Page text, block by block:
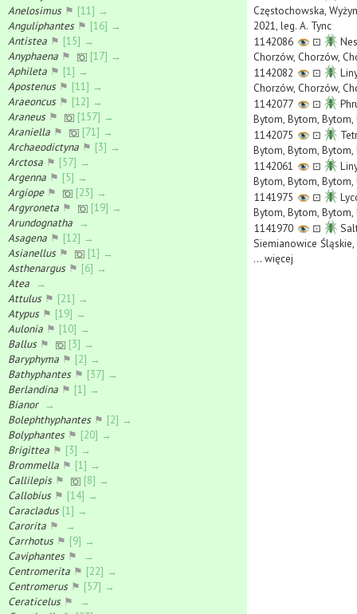
Anelosimus⚑ [11] →
Anguliphantes⚑ [16] →
Antistea ⚑ [15] →
Anyphaena ⚑
[17] →
Aphileta ⚑ [1] →
Apostenus⚑ [11] →
Araeoncus⚑ [12] →
Araneus⚑
[157] →
Araniella ⚑
[71] →
Archaeodictyna ⚑ [3] →
Arctosa ⚑ [57] →
Argenna ⚑ [5] →
Argiope⚑
[23] →
Argyroneta ⚑
[19] →
Arundognatha →
Asagena ⚑ [12] →
Asianellus⚑
[1] →
Asthenargus⚑ [6] →
Atea →
Attulus⚑ [21] →
Atypus⚑ [19] →
Aulonia ⚑ [10] →
Ballus⚑
[3] →
Baryphyma ⚑ [2] →
Bathyphantes⚑ [37] →
Berlandina ⚑ [1] →
Bianor →
Bolephthyphantes⚑ [2] →
Bolyphantes⚑ [20] →
Brigittea ⚑ [3] →
Brommella ⚑ [1] →
Callilepis⚑
[8] →
Callobius⚑ [14] →
Caracladus [1] →
Carorita ⚑
→
Carrhotus⚑ [9] →
Caviphantes⚑
→
Centromerita ⚑ [22] →
Centromerus⚑ [57] →
Ceraticelus⚑
→
Częstochowska,
2021, leg. A. Tync
1142086
⊡
Chorzów, Chorzów,
1142082
⊡
Chorzów, Chorzów,
1142077
⊡
Bytom, Bytom, Bytom,
1142075
⊡
Bytom, Bytom, Bytom,
1142061
⊡
Bytom, Bytom, Bytom,
1141975
⊡
Bytom, Bytom, Bytom,
1141970
⊡
Siemianowice
... więcej